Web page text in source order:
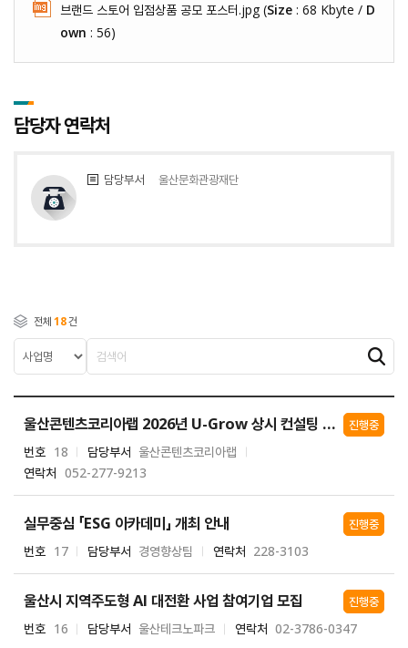
브랜드 스토어 입점상품 공모 포스터.jpg (Size : 68 Kbyte / D
own : 56)
담당자 연락처
담당부서 울산문화관광재단
전체18건
울산콘텐츠코리아랩 2026년 U-Grow 상시 컨설팅 지원사업
번호 18 담당부서 울산콘텐츠코리아랩
연락처 052-277-9213
진행중
실무중심 「ESG 아카데미」 개최 안내
번호 17 담당부서 경영향상팀 연락처 228-3103
진행중
울산시 지역주도형 AI 대전환 사업 참여기업 모집
번호 16 담당부서 울산테크노파크 연락처 02-3786-0347
진행중